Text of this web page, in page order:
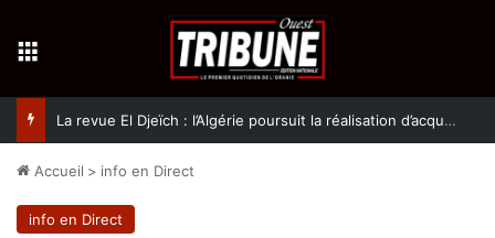
La revue El Djeïch : l’Algérie poursuit la réalisation d’acquis qualitatifs et historiques dans un climat de sécurité et de stabilité
Accueil > info en Direct
info en Direct